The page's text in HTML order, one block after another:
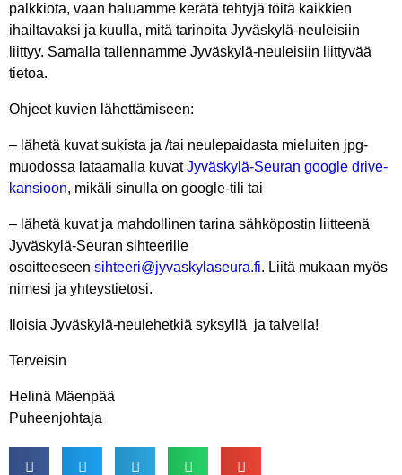
palkkiota, vaan haluamme kerätä tehtyjä töitä kaikkien
ihailtavaksi ja kuulla, mitä tarinoita Jyväskylä-neuleisiin
liittyy. Samalla tallennamme Jyväskylä-neuleisiin liittyvää
tietoa.
Ohjeet kuvien lähettämiseen:
– lähetä kuvat sukista ja /tai neulepaidasta mieluiten jpg-
muodossa lataamalla kuvatJyväskylä-Seuran google drive-
kansioon, mikäli sinulla on google-tili tai
– lähetä kuvat ja mahdollinen tarina sähköpostin liitteenä
Jyväskylä-Seuran sihteerille
osoitteeseen sihteeri@jyvaskylaseura.fi. Liitä mukaan myös
nimesi ja yhteystietosi.
Iloisia Jyväskylä-neulehetkiä syksyllä ja talvella!
Terveisin
Helinä Mäenpää
Puheenjohtaja